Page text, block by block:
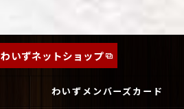
わいずネットショップ
わいずメンバーズカード